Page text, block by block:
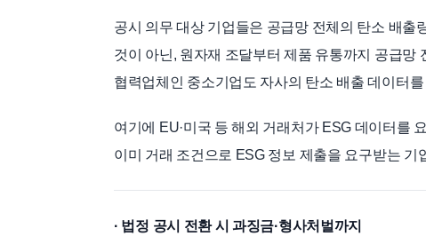
공시 의무 대상 기업들은 공급망 전체의 탄소 배
것이 아닌, 원자재 조달부터 제품 유통까지 공급망
협력업체인 중소기업도 자사의 탄소 배출 데이터
여기에 EU·미국 등 해외 거래처가 ESG 데이터를
이미 거래 조건으로 ESG 정보 제출을 요구받는
· 법정 공시 전환 시 과징금·형사처벌까지